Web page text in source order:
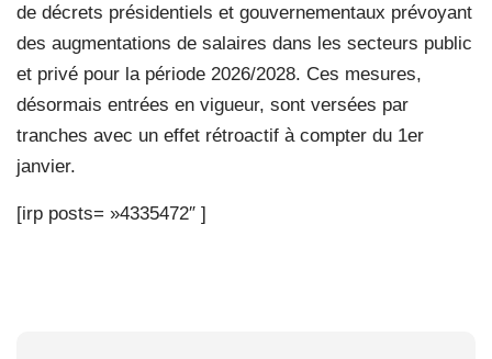
de décrets présidentiels et gouvernementaux prévoyant
des augmentations de salaires dans les secteurs public
et privé pour la période 2026/2028. Ces mesures,
désormais entrées en vigueur, sont versées par
tranches avec un effet rétroactif à compter du 1er
janvier.
[irp posts= »4335472″ ]